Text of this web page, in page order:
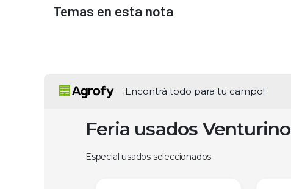
Temas en esta nota
¡Encontrá todo para tu campo!
Feria usados Venturino
Especial usados seleccionados